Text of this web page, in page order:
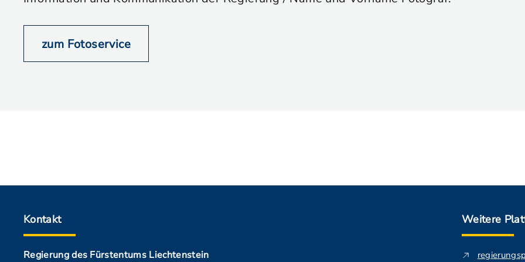
zum Fotoservice
Kontakt
Regierung des Fürstentums Liechtenstein
Weitere